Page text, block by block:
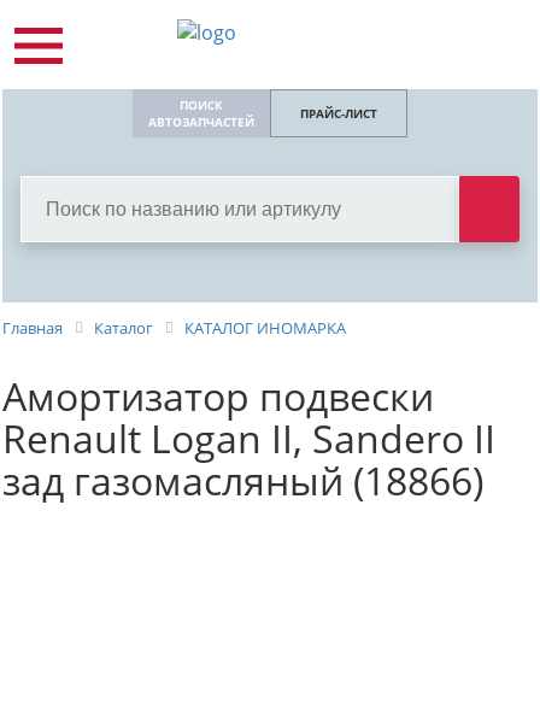
ПОИСК
АВТОЗАПЧАСТЕЙ
ПРАЙС-ЛИСТ
Главная Каталог КАТАЛОГ ИНОМАРКА
Амортизатор подвески
Renault Logan II, Sandero II
зад газомасляный (18866)